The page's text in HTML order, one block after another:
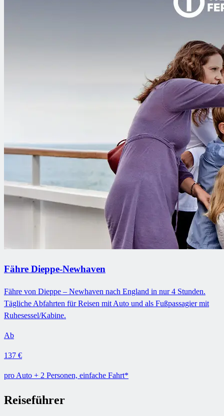
Fähre Dieppe-Newhaven
Fähre von Dieppe – Newhaven nach England in nur 4 Stunden.
Tägliche Abfahrten für Reisen mit Auto und als Fußpassagier mit
Ruhesessel/Kabine.
Ab
137 €
pro Auto + 2 Personen, einfache Fahrt*
Reiseführer